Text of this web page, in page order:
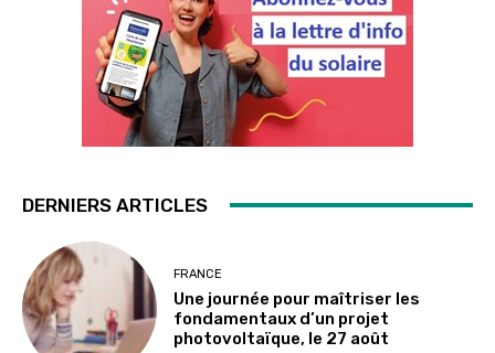
DERNIERS ARTICLES
FRANCE
Une journée pour maîtriser les
fondamentaux d’un projet
photovoltaïque, le 27 août